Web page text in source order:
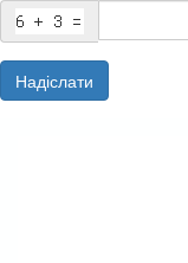
Надіслати